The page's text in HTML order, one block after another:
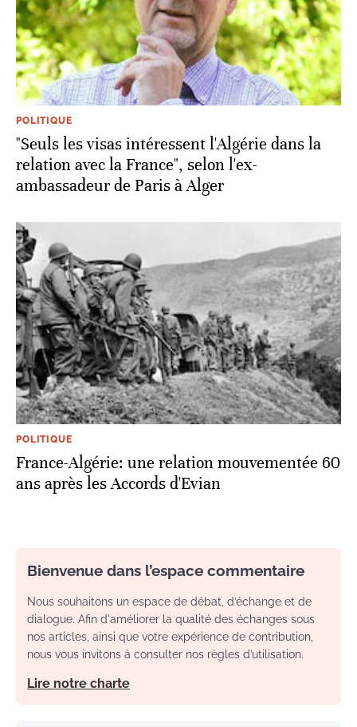
POLITIQUE
"Seuls les visas intéressent l'Algérie dans la
relation avec la France", selon l'ex-
ambassadeur de Paris à Alger
POLITIQUE
France-Algérie: une relation mouvementée 60
ans après les Accords d'Evian
Bienvenue dans l’espace commentaire
Nous souhaitons un espace de débat, d’échange et de
dialogue. Afin d'améliorer la qualité des échanges sous
nos articles, ainsi que votre expérience de contribution,
nous vous invitons à consulter nos règles d’utilisation.
Lire notre charte